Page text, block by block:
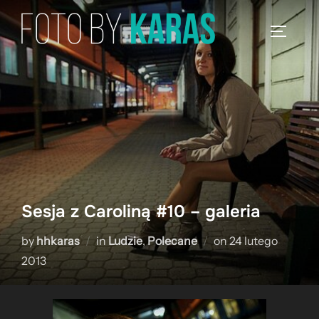
Skip
content
Sesja z Caroliną #10 – galeria
by hhkaras in Ludzie,Polecane on Posted
24 lutego
2013